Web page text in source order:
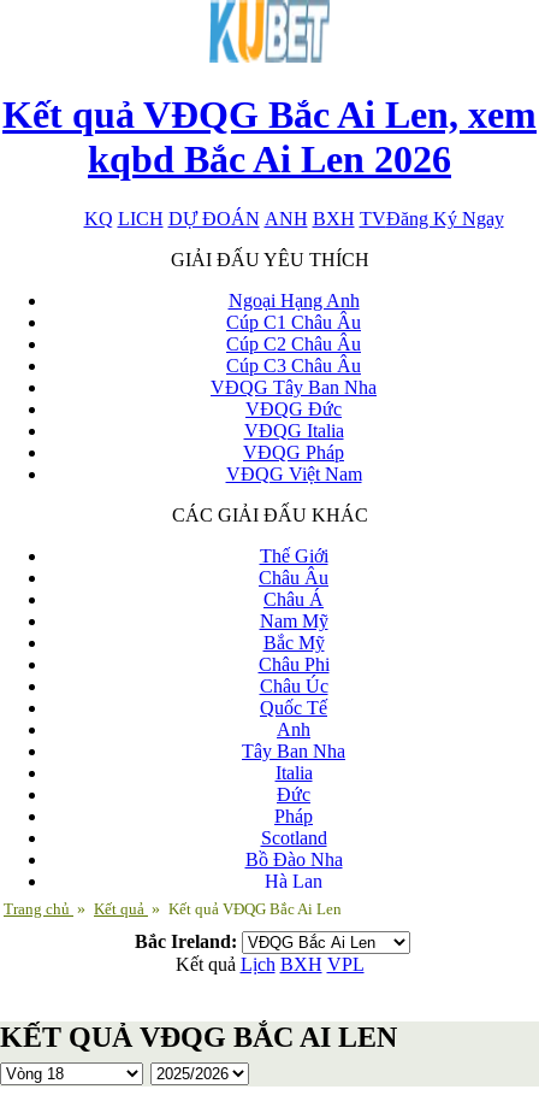
Kết quả VĐQG Bắc Ai Len, xem
kqbd Bắc Ai Len 2026
KQ LICH DỰ ĐOÁN ANH BXH TVĐăng Ký Ngay
x
GIẢI ĐẤU YÊU THÍCH
Ngoại Hạng Anh
Cúp C1 Châu Âu
Cúp C2 Châu Âu
Cúp C3 Châu Âu
VĐQG Tây Ban Nha
VĐQG Đức
VĐQG Italia
VĐQG Pháp
VĐQG Việt Nam
CÁC GIẢI ĐẤU KHÁC
Thế Giới
Châu Âu
Châu Á
Nam Mỹ
Bắc Mỹ
Châu Phi
Châu Úc
Quốc Tế
Anh
Tây Ban Nha
Italia
Đức
Pháp
Scotland
Bồ Đào Nha
Hà Lan
Nga
Andorra
Armenia
Belarus
Trang chủ » Kết quả » Kết quả VĐQG Bắc Ai Len
Bắc Ireland:
Kết quả Lịch BXH VPL
KẾT QUẢ VĐQG BẮC AI LEN